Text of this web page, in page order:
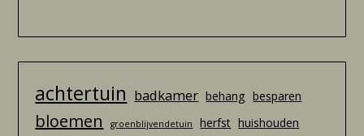
achtertuin badkamer behang besparen
bloemen groenblijvendetuin herfst huishouden